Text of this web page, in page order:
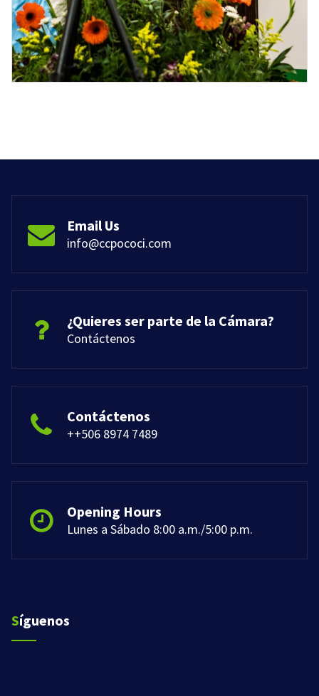
Email Us
info@ccpococi.com
¿Quieres ser parte de la Cámara?
Contáctenos
Contáctenos
++506 8974 7489
Opening Hours
Lunes a Sábado 8:00 a.m./5:00 p.m.
Síguenos